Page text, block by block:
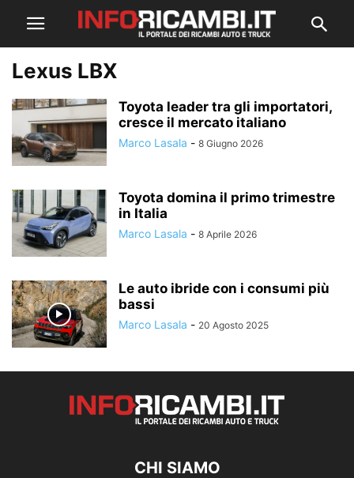
Lexus LBX
Toyota leader tra gli importatori,
cresce il mercato italiano
Marco Lasala - 8 Giugno 2026
Toyota domina il primo trimestre
in Italia
Marco Lasala - 8 Aprile 2026
Le auto ibride con i consumi più
bassi
Marco Lasala - 20 Agosto 2025
CHI SIAMO